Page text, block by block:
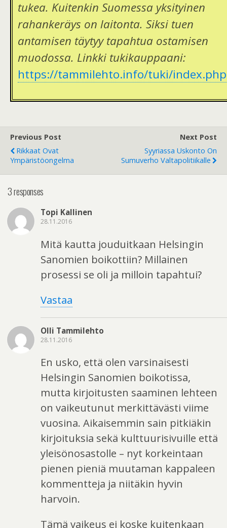
tukea. Kuitenkin Suomessa yksityinen
rahankeräys on laitonta. Siksi tuen
antamisen täytyy tapahtua ostamisen
muodossa. Linkki tukikauppaani:
https://tammilehto.info/tuki/index.php
Previous Post
Rikkaat Ovat
Ympäristöongelma
Next Post
Syyriassa Uskonto On
Sumuverho Valtapolitiikalle
3 responses
Topi Kallinen
28.11.2016
Mitä kautta jouduitkaan Helsingin
Sanomien boikottiin? Millainen
prosessi se oli ja milloin tapahtui?
Vastaa
Olli Tammilehto
28.11.2016
En usko, että olen varsinaisesti
Helsingin Sanomien boikotissa,
mutta kirjoitusten saaminen lehteen
on vaikeutunut merkittävästi viime
vuosina. Aikaisemmin sain pitkiäkin
kirjoituksia sekä kulttuurisivuille että
yleisönosastolle – nyt korkeintaan
pienen pieniä muutaman kappaleen
kommentteja ja niitäkin hyvin
harvoin.
Tämä vaikeus ei koske kuitenkaan